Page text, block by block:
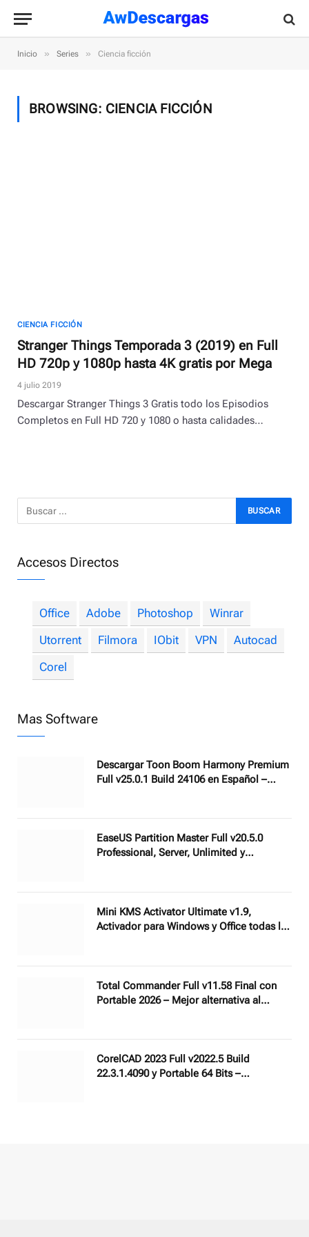
Inicio » Series » Ciencia ficción
BROWSING: CIENCIA FICCIÓN
CIENCIA FICCIÓN
Stranger Things Temporada 3 (2019) en Full
HD 720p y 1080p hasta 4K gratis por Mega
4 julio 2019
Descargar Stranger Things 3 Gratis todo los Episodios
Completos en Full HD 720 y 1080 o hasta calidades…
Accesos Directos
Office Adobe Photoshop
Winrar
Utorrent
Filmora IObit VPN
Autocad
Corel
Mas Software
Descargar Toon Boom Harmony Premium
Full v25.0.1 Build 24106 en Español –
EaseUS Partition Master Full v20.5.0
Professional, Server, Unlimited y
Mini KMS Activator Ultimate v1.9,
Activador para Windows y Office todas las
Total Commander Full v11.58 Final con
Portable 2026 – Mejor alternativa al
CorelCAD 2023 Full v2022.5 Build
22.3.1.4090 y Portable 64 Bits –